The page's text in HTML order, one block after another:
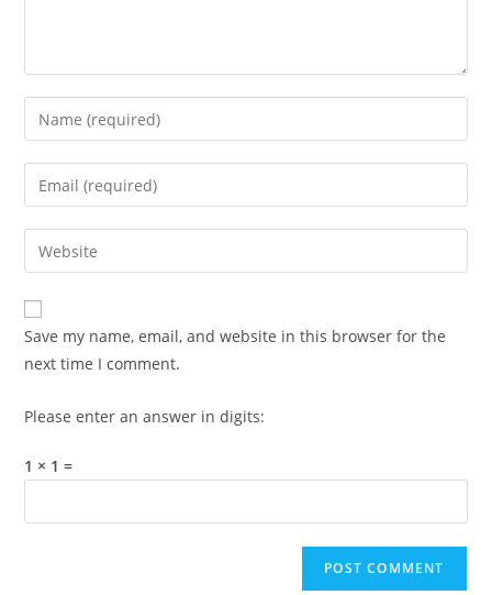
Enter
your
name
comment
Enter
your
email
address
comment
Enter
your
website
URL
(optional)
Save my name, email, and website in this browser for the
next time I comment.
Please enter an answer in digits:
1 × 1 =